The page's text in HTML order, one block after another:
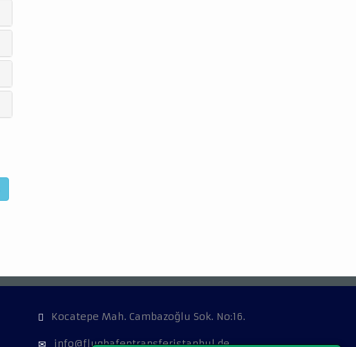
Kocatepe Mah. Cambazoğlu Sok. No:16.
info@flughafentransferistanbul.de